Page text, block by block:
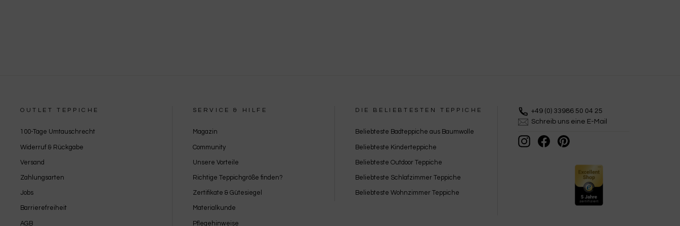
OUTLET TEPPICHE
100-Tage Umtauschrecht
Widerruf & Rückgabe
Versand
Zahlungsarten
Jobs
Barrierefreiheit
AGB
SERVICE & HILFE
Magazin
Community
Unsere Vorteile
Richtige Teppichgröße finden?
Zertifikate & Gütesiegel
Materialkunde
Pflegehinweise
DIE BELIEBTESTEN TEPPICHE
Beliebteste Badteppiche aus Baumwolle
Beliebteste Kinderteppiche
Beliebteste Outdoor Teppiche
Beliebteste Schlafzimmer Teppiche
Beliebteste Wohnzimmer Teppiche
+49 (0) 33986 50 04 25
Schreib uns eine E-Mail
Instagram
FacebookPinterest